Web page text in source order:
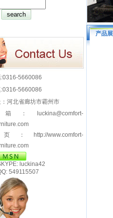
:0316-5660086
:0316-5660086
河北省廊坊市霸州市
：luckina@comfort-
：http://www.comfort-
产品展